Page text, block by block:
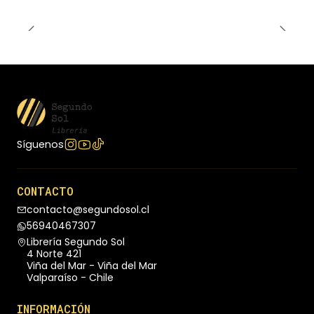
amar siempre son posibles y tú siempre volverás a
Síguenos
CONTACTO
contacto@segundosol.cl
56940467307
Librería Segundo Sol
4 Norte 421
Viña del Mar - Viña del Mar
Valparaíso - Chile
INFORMACIÓN